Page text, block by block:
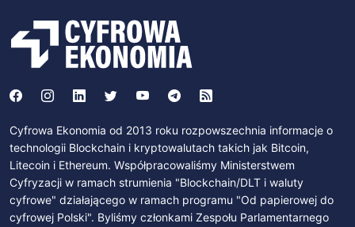
Cyfrowa Ekonomia od 2013 roku rozpowszechnia informacje o
technologii Blockchain i kryptowalutach takich jak Bitcoin,
Litecoin i Ethereum. Współpracowaliśmy Ministerstwem
Cyfryzacji w ramach strumienia "Blockchain/DLT i waluty
cyfrowe" działającego w ramach programu "Od papierowej do
cyfrowej Polski". Byliśmy członkami Zespołu Parlamentarnego